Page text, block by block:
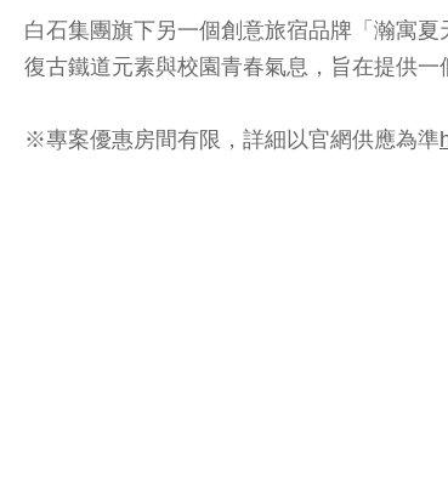
白石集團旗下另一個創意旅宿品牌「瀚寓
復古鐵道元素與校園青春氣息，旨在提供
※專案優惠房間有限，詳細以官網供應為準